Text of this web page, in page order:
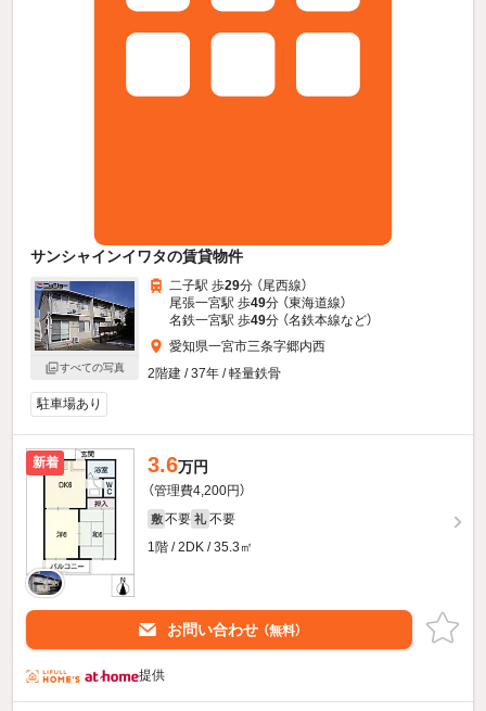
サンシャインイワタの賃貸物件
すべての写真
二子駅 歩29分 （尾西線）
尾張一宮駅 歩49分 （東海道線）
名鉄一宮駅 歩49分 （名鉄本線など）
愛知県一宮市三条字郷内西
2階建 / 37年 / 軽量鉄骨
駐車場あり
新着 3.6万円
（管理費4,200円）
敷 不要 礼 不要
1階 / 2DK / 35.3㎡
お問い合わせ （無料）
提供